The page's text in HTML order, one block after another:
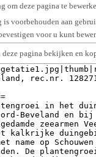
om deze pagina te
is voorbehouden aan
voor u kunt
pagina bekijken en